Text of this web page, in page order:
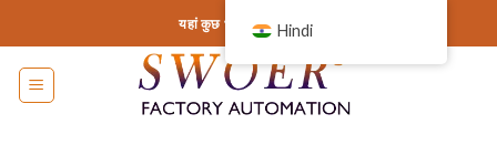
सामग्री
यहां कुछ भी जोड़ें या हटा दें...
Hindi